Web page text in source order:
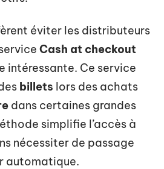
éviter les distributeurs
Cash at checkout
intéressante. Ce service
billets lors des achats
dans certaines grandes
simplifie l’accès à
nécessiter de passage
automatique.